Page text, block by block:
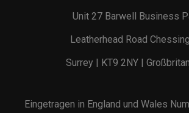
Unit 27 Barwell Business
Leatherhead Road
Surrey | KT9 2NY |
Eingetragen in England und Wales